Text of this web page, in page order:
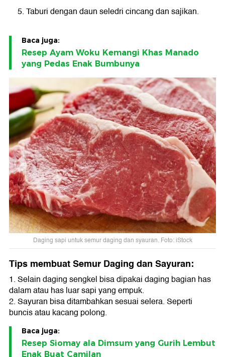
Taburi dengan daun seledri cincang dan sajikan.
Baca juga:
Resep Ayam Woku Kemangi Khas Manado
yang Pedas Enak Bumbunya
Daging sapi untuk semur daging dan syauran. Foto: iStock
Tips membuat Semur Daging dan Sayuran:
1. Selain daging sengkel bisa dipakai daging bagian has
dalam atau has luar sapi yang empuk.
2. Sayuran bisa ditambahkan sesuai selera. Seperti
buncis atau kacang polong.
Baca juga:
Resep Siomay ala Dimsum yang Gurih Lembut
Enak Buat Camilan